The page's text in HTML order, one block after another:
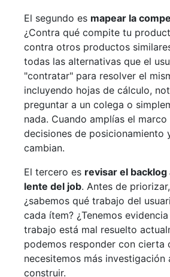
El segundo es mapear la
¿Contra qué compite tu
contra otros productos
todas las alternativas que el
"contratar" para resolver el
incluyendo hojas de cálculo,
preguntar a un colega o
nada. Cuando amplías el
decisiones de posicionamiento
cambian.
El tercero es revisar el backlog
lente del job. Antes de
¿sabemos qué trabajo del
cada ítem? ¿Tenemos
trabajo está mal resuelto
podemos responder con cierta
necesitemos más investigación
construir.